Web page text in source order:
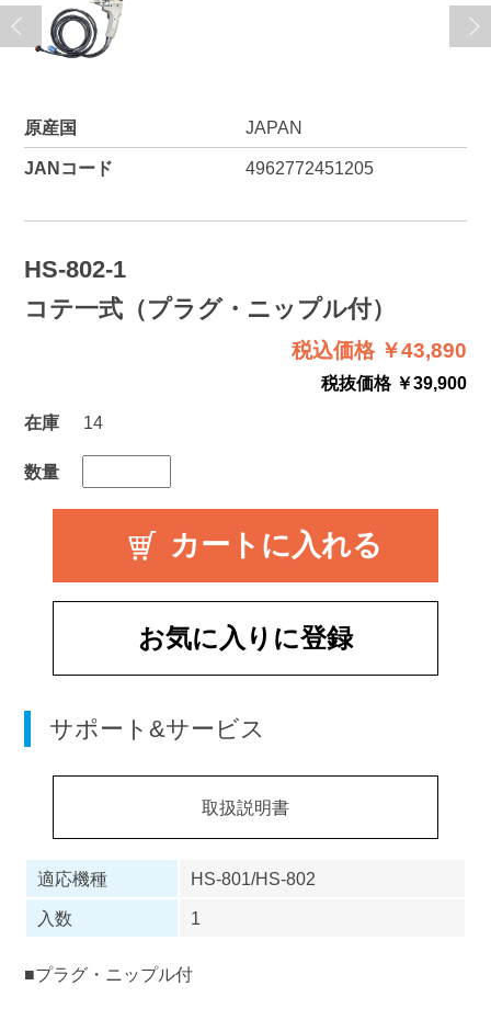
原産国 JAPAN
JANコード 4962772451205
HS-802-1
コテ一式（プラグ・ニップル付）
税込価格 ￥43,890
税抜価格 ￥39,900
在庫
14
数量
お気に入りに登録
サポート&サービス
取扱説明書
適応機種
HS-801/HS-802
入数
1
■プラグ・ニップル付